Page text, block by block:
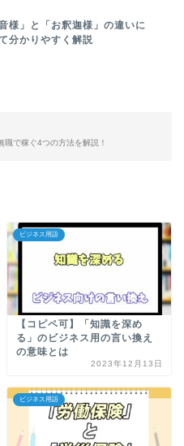
音様」と「お釈迦様」の違いに
分かりやすく解説
職で稼ぐ4つの方法を解説！
ビジネス用語
【コピペ可】「知識を深め
る」のビジネス用の言い換え
の意味とは
2023年12月13日
ビジネス用語